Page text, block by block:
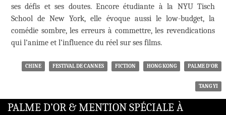
ses défis et ses doutes. Encore étudiante à la NYU Tisch
School de New York, elle évoque aussi le low-budget, la
comédie sombre, les erreurs à commettre, les revendications
qui l’anime et l’influence du réel sur ses films.
CHINE FESTIVAL DE CANNES FICTION HONG KONG PALME D'OR
TANG YI
PALME D’OR & MENTION SPÉCIALE À